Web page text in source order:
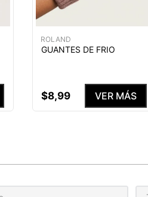
ROLAND
GUANTES DE FRIO
$8,99 VER MÁS